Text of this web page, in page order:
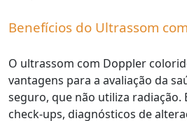
Benefícios do Ultrassom
O ultrassom com Doppler
vantagens para a avaliação da
seguro, que não utiliza radiação.
check-ups, diagnósticos de